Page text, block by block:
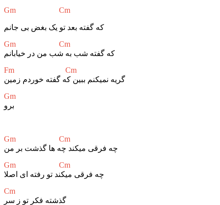
Gm Cm
که گفته بعد تو یک بغض بی جانم
Gm Cm
که گفته شب به شب من در خیابانم
Fm Cm
گریه نمیکنم ببین که گفته خوردم زمین
Gm Cm
چه فرقی میکند چه ها گذشت بر من
Gm Cm
چه فرقی میکند تو رفته ای اصلا
گذشته فکر تو ز سر